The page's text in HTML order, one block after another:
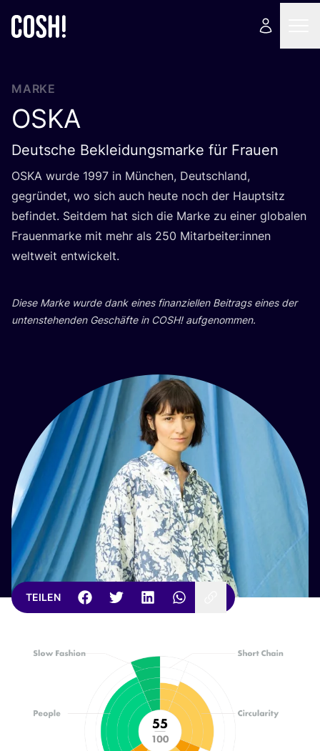
MARKE
OSKA
Deutsche Bekleidungsmarke für Frauen
OSKA wur­de 1997 in Mün­chen, Deutsch­land,
gegrün­det, wo sich auch heu­te noch der Haupt­sitz
befin­det. Seit­dem hat sich die Mar­ke zu einer glo­ba­len
Frau­en­mar­ke mit mehr als 250 Mitarbeiter:innen
welt­weit entwickelt.
Die­se Mar­ke wur­de dank eines finan­zi­el­len Bei­trags eines der
unten­ste­hen­den Geschäf­te in COSH! aufgenommen.
TEILEN